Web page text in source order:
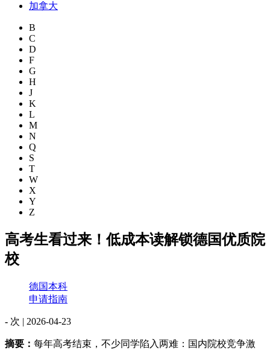
加拿大
B
C
D
F
G
H
J
K
L
M
N
Q
S
T
W
X
Y
Z
高考生看过来！低成本读解锁德国优质院
校
德国本科
申请指南
- 次 | 2026-04-23
摘要： 每年高考结束，不少同学陷入两难：国内院校竞争激